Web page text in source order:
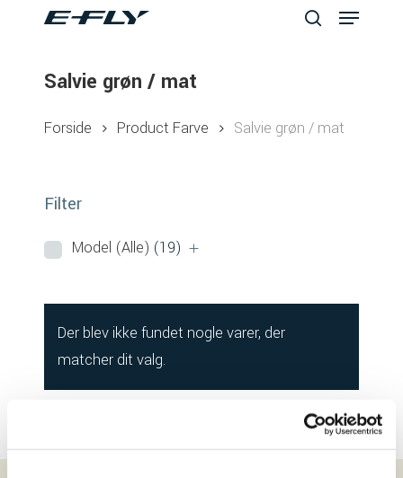
content
Menu
Salvie grøn / mat
Forside Product Farve Salvie grøn / mat
Filter
Model (Alle) (19)
Der blev ikke fundet nogle varer, der
matcher dit valg.